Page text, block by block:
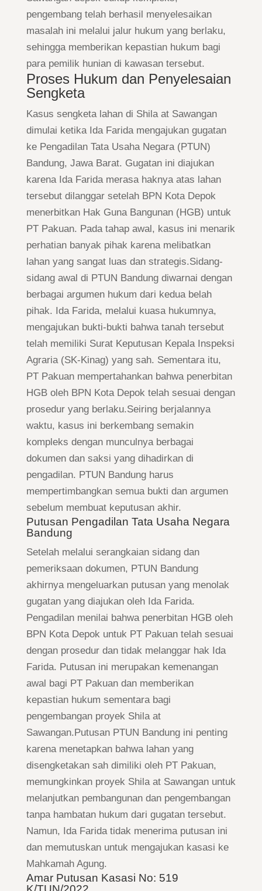
pengembang telah berhasil menyelesaikan
masalah ini melalui jalur hukum yang berlaku,
sehingga memberikan kepastian hukum bagi
para pemilik hunian di kawasan tersebut.
Proses Hukum dan Penyelesaian
Sengketa
Kasus sengketa lahan di Shila at Sawangan
dimulai ketika Ida Farida mengajukan gugatan
ke Pengadilan Tata Usaha Negara (PTUN)
Bandung, Jawa Barat. Gugatan ini diajukan
karena Ida Farida merasa haknya atas lahan
tersebut dilanggar setelah BPN Kota Depok
menerbitkan Hak Guna Bangunan (HGB) untuk
PT Pakuan. Pada tahap awal, kasus ini menarik
perhatian banyak pihak karena melibatkan
lahan yang sangat luas dan strategis.Sidang-
sidang awal di PTUN Bandung diwarnai dengan
berbagai argumen hukum dari kedua belah
pihak. Ida Farida, melalui kuasa hukumnya,
mengajukan bukti-bukti bahwa tanah tersebut
telah memiliki Surat Keputusan Kepala Inspeksi
Agraria (SK-Kinag) yang sah. Sementara itu,
PT Pakuan mempertahankan bahwa penerbitan
HGB oleh BPN Kota Depok telah sesuai dengan
prosedur yang berlaku.Seiring berjalannya
waktu, kasus ini berkembang semakin
kompleks dengan munculnya berbagai
dokumen dan saksi yang dihadirkan di
pengadilan. PTUN Bandung harus
mempertimbangkan semua bukti dan argumen
sebelum membuat keputusan akhir.
Putusan Pengadilan Tata Usaha Negara
Bandung
Setelah melalui serangkaian sidang dan
pemeriksaan dokumen, PTUN Bandung
akhirnya mengeluarkan putusan yang menolak
gugatan yang diajukan oleh Ida Farida.
Pengadilan menilai bahwa penerbitan HGB oleh
BPN Kota Depok untuk PT Pakuan telah sesuai
dengan prosedur dan tidak melanggar hak Ida
Farida. Putusan ini merupakan kemenangan
awal bagi PT Pakuan dan memberikan
kepastian hukum sementara bagi
pengembangan proyek Shila at
Sawangan.Putusan PTUN Bandung ini penting
karena menetapkan bahwa lahan yang
disengketakan sah dimiliki oleh PT Pakuan,
memungkinkan proyek Shila at Sawangan untuk
melanjutkan pembangunan dan pengembangan
tanpa hambatan hukum dari gugatan tersebut.
Namun, Ida Farida tidak menerima putusan ini
dan memutuskan untuk mengajukan kasasi ke
Mahkamah Agung.
Amar Putusan Kasasi No: 519